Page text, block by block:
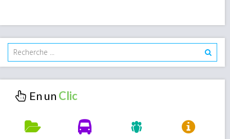
En un